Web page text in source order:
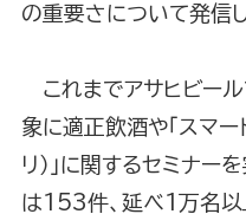
の重要さについて発信
これまでアサヒビー
象に適正飲酒や「スマー
リ）」に関するセミナ
は153件、延べ1万名以